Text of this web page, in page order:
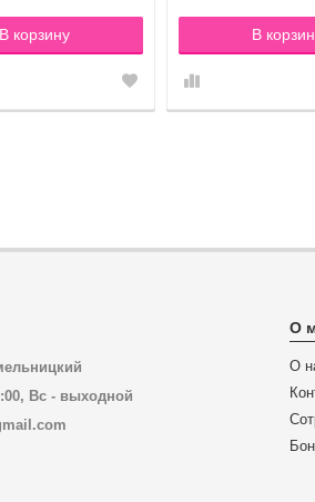
В корзину В
Вс - выходной
О
О